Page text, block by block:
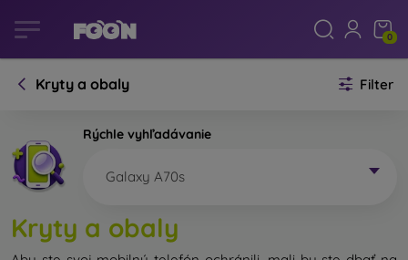
0
Kryty a obaly Filter
Rýchle vyhľadávanie
Galaxy A70s
Kryty a obaly